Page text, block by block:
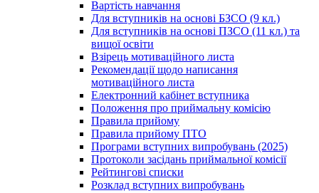
Вартість навчання
Для вступників на основі БЗСО (9 кл.)
Для вступників на основі ПЗСО (11 кл.) та
вищої освіти
Взірець мотиваційного листа
Рекомендації щодо написання
мотиваційного листа
Електронний кабінет вступника
Положення про приймальну комісію
Правила прийому
Правила прийому ПТО
Програми вступних випробувань (2025)
Протоколи засідань приймальної комісії
Рейтингові списки
Розклад вступних випробувань